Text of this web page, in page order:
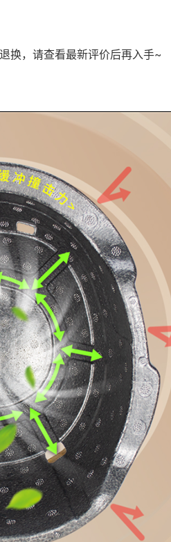
换，请查看最新评价后再入手~